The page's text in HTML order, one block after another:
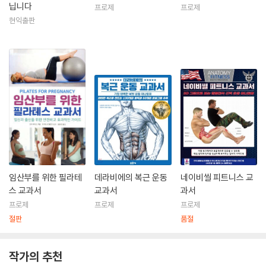
닙니다
현익출판
프로제 프로제
임산부를 위한 필라테
스 교과서
프로제
절판
데라비에의 복근 운동
교과서
프로제
네이비씰 피트니스 교
과서
프로제
품절
작가의 추천